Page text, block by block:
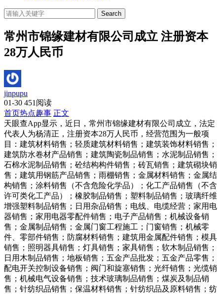
Search
常州市锦缘建材有限公司成立 注册资本
28万人民币
jinpupu
01-30 451阅读
首页热点趣事 正文
天眼查App显示，近日，常州市锦缘建材有限公司成立，法定
代表人为杨清正，注册资本28万人民币，经营范围为一般项
目：建筑材料销售；轻质建筑材料销售；建筑装饰材料销售；
建筑防水卷材产品销售；建筑陶瓷制品销售；水泥制品销售；
石棉水泥制品销售；砼结构构件销售；砖瓦销售；建筑砌块销
售；建筑用钢筋产品销售；雨棚销售；金属材料销售；金属结
构销售；涂料销售（不含危险化学品）；化工产品销售（不含
许可类化工产品）；橡胶制品销售；塑料制品销售；玻璃纤维
增强塑料制品销售；日用杂品销售；电线、电缆经营；家用电
器销售；家用电器零配件销售；电子产品销售；机械设备销
售；金属制品销售；金属门窗工程施工；门窗销售；机械零
件、零部件销售；防腐材料销售；建筑用金属配件销售；模具
销售；照明器具销售；灯具销售；家具销售；软木制品销售；
日用木制品销售；地板销售；五金产品批发；五金产品零售；
配电开关控制设备销售；阀门和旋塞销售；光纤销售；光缆销
售；机械电气设备销售；技术玻璃制品销售；煤炭及制品销
售；针纺织品销售；保温材料销售；针纺织品及原料销售；纺